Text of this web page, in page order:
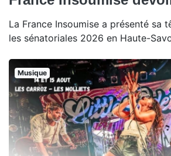
La France Insoumise a présenté sa
les sénatoriales 2026 en Haute-
Musique